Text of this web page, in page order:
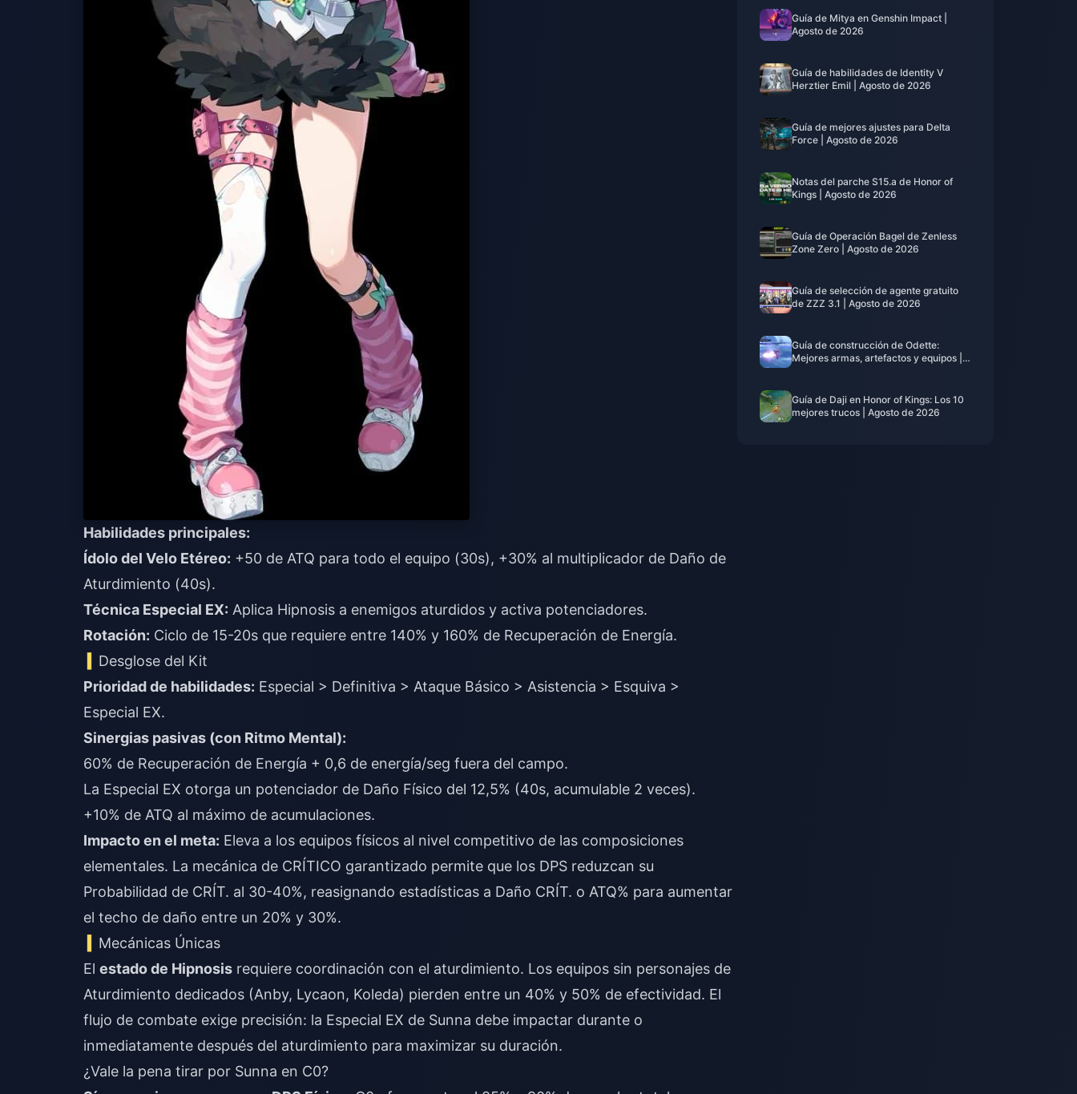
Habilidades principales:
Ídolo del Velo Etéreo: +50 de ATQ para todo el equipo (30s), +30% al multiplicador de Daño de
Aturdimiento (40s).
Técnica Especial EX: Aplica Hipnosis a enemigos aturdidos y activa potenciadores.
Rotación: Ciclo de 15-20s que requiere entre 140% y 160% de Recuperación de Energía.
Desglose del Kit
Prioridad de habilidades: Especial > Definitiva > Ataque Básico > Asistencia > Esquiva >
Especial EX.
Sinergias pasivas (con Ritmo Mental):
60% de Recuperación de Energía + 0,6 de energía/seg fuera del campo.
La Especial EX otorga un potenciador de Daño Físico del 12,5% (40s, acumulable 2 veces).
+10% de ATQ al máximo de acumulaciones.
Impacto en el meta: Eleva a los equipos físicos al nivel competitivo de las composiciones
elementales. La mecánica de CRÍTICO garantizado permite que los DPS reduzcan su
Probabilidad de CRÍT. al 30-40%, reasignando estadísticas a Daño CRÍT. o ATQ% para aumentar
el techo de daño entre un 20% y 30%.
Mecánicas Únicas
El estado de Hipnosis requiere coordinación con el aturdimiento. Los equipos sin personajes de
Aturdimiento dedicados (Anby, Lycaon, Koleda) pierden entre un 40% y 50% de efectividad. El
flujo de combate exige precisión: la Especial EX de Sunna debe impactar durante o
inmediatamente después del aturdimiento para maximizar su duración.
¿Vale la pena tirar por Sunna en C0?
Guía de Mitya en Genshin Impact |
Agosto de 2026
Guía de habilidades de Identity V
Herztier Emil | Agosto de 2026
Guía de mejores ajustes para Delta
Force | Agosto de 2026
Notas del parche S15.a de Honor of
Kings | Agosto de 2026
Guía de Operación Bagel de Zenless
Zone Zero | Agosto de 2026
Guía de selección de agente gratuito
de ZZZ 3.1 | Agosto de 2026
Guía de construcción de Odette:
Mejores armas, artefactos y equipos |
Guía de Daji en Honor of Kings: Los 10
mejores trucos | Agosto de 2026